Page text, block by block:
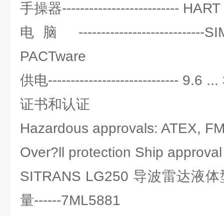
手操器--------------------------
电脑 ----------------------------
PACTware
供电----------------------------- 9.6 ...
证书和认证
Hazardous approvals: ATEX,
Over?ll protection Ship
SITRANS LG250 导波雷达液
量------7ML5881